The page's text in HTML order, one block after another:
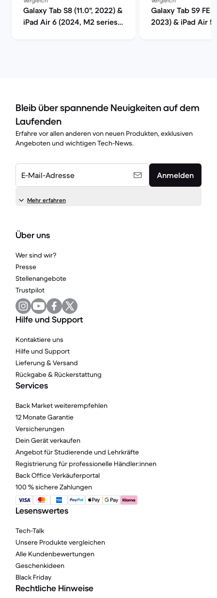
Galaxy Tab S8 (11.0", 2022) &
iPad Air 6 (2024, M2 series)
Galaxy Tab S9 FE
2023) & iPad Air 5
Bleib über spannende Neuigkeiten auf dem
Laufenden
Erfahre vor allen anderen von neuen Produkten, exklusiven
Angeboten und wichtigen Tech-News.
E-Mail-Adresse Anmelden
Mehr erfahren
Über uns
Wer sind wir?
Presse
Stellenangebote
Trustpilot
Hilfe und Support
Kontaktiere uns
Hilfe und Support
Lieferung & Versand
Rückgabe & Rückerstattung
Services
Back Market weiterempfehlen
12 Monate Garantie
Versicherungen
Dein Gerät verkaufen
Angebot für Studierende und Lehrkräfte
Registrierung für professionelle Händler:innen
Back Office Verkäuferportal
100 % sichere Zahlungen
Lesenswertes
Tech-Talk
Unsere Produkte vergleichen
Alle Kundenbewertungen
Geschenkideen
Black Friday
Rechtliche Hinweise